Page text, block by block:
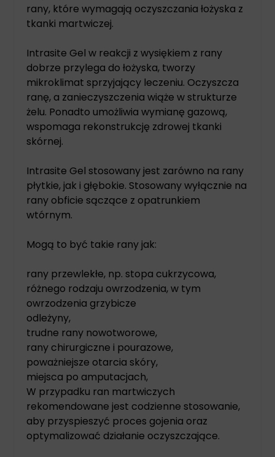
rany, które wymagają oczyszczania łożyska z
tkanki martwiczej.
Intrasite Gel w reakcji z wysiękiem z rany
dobrze przylega do łożyska, tworzy
mikroklimat sprzyjający leczeniu. Oczyszcza
ranę, a zanieczyszczenia wiąże w strukturze
żelu. Ponadto umożliwia wymianę gazową,
wspomaga rekonstrukcję zdrowej tkanki
skórnej.
Intrasite Gel stosowany jest zarówno na rany
płytkie, jak i głębokie. Stosowany wyłącznie na
rany obficie sączące z opatrunkiem
wtórnym.
Mogą to być takie rany jak:
rany przewlekłe, np. stopa cukrzycowa,
różnego rodzaju owrzodzenia, w tym
owrzodzenia grzybicze
odleżyny,
trudne rany nowotworowe,
rany chirurgiczne i pourazowe,
poważniejsze otarcia skóry,
miejsca po amputacjach,
W przypadku ran martwiczych
rekomendowane jest codzienne stosowanie,
aby przyspieszyć proces gojenia oraz
optymalizować działanie oczyszczające.